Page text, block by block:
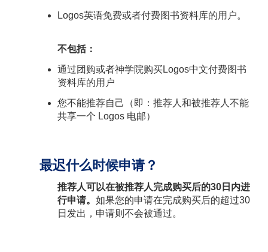
Logos英语免费或者付费图书资料库的用户。
不包括：
通过团购或者神学院购买Logos中文付费图书
资料库的用户
您不能推荐自己（即：推荐人和被推荐人不能
共享一个 Logos 电邮）
最迟什么时候申请？
推荐人可以在被推荐人完成购买后的30日内进
行申请。 如果您的申请在完成购买后的超过30
日发出，申请则不会被通过。